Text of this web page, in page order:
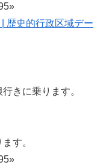
歴史的行政区域デー
きに乗ります。
す。